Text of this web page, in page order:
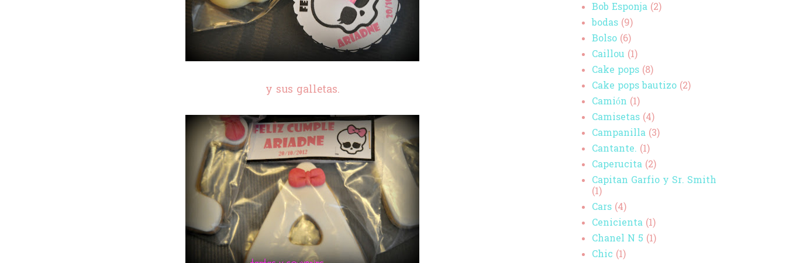
y sus galletas.
Bob Esponja (2)
bodas (9)
Bolso (6)
Caillou (1)
Cake pops (8)
Cake pops bautizo (2)
Camión (1)
Camisetas (4)
Campanilla (3)
Cantante. (1)
Caperucita (2)
Capitan Garfio y Sr. Smith
(1)
Cars (4)
Cenicienta (1)
Chanel N 5 (1)
Chic (1)